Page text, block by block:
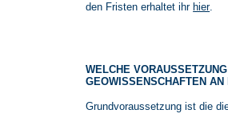
den Fristen erhaltet ihr hier.
WELCHE
GEOWISSENSCHAFTEN
Grundvoraussetzung ist die